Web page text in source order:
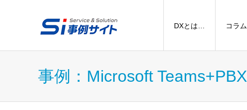
DXとは… コラム
事例：Microsoft Teams+PBX